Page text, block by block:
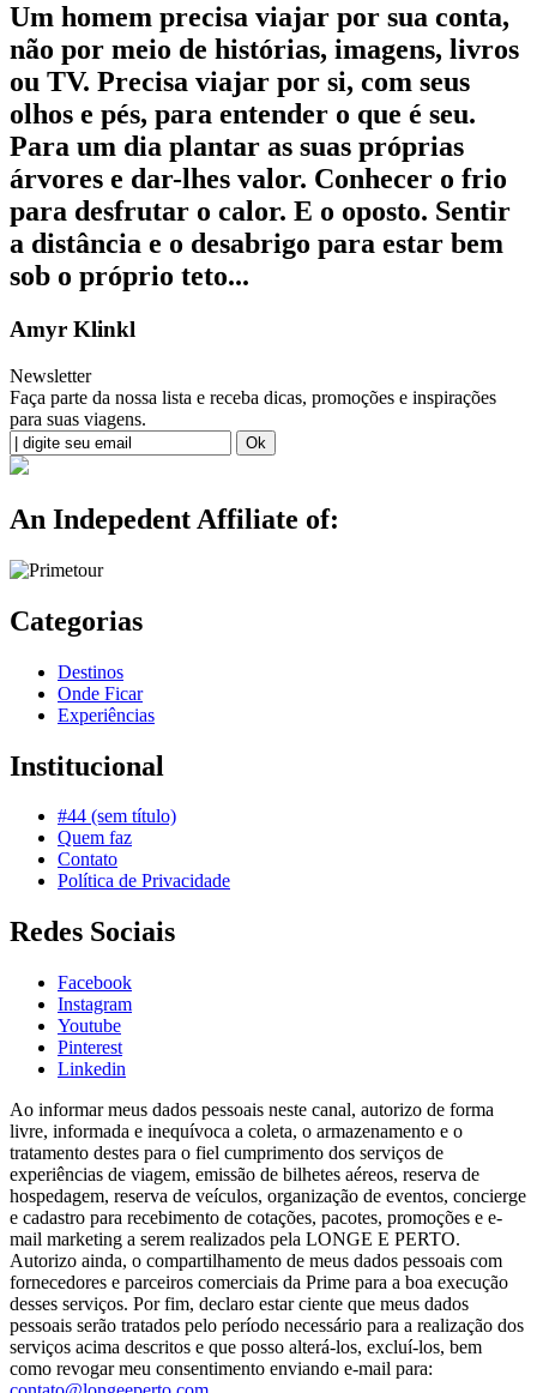
Um homem precisa viajar por sua conta,
não por meio de histórias, imagens, livros
ou TV. Precisa viajar por si, com seus
olhos e pés, para entender o que é seu.
Para um dia plantar as suas próprias
árvores e dar-lhes valor. Conhecer o frio
para desfrutar o calor. E o oposto. Sentir
a distância e o desabrigo para estar bem
sob o próprio teto...
Amyr Klinkl
Newsletter
Faça parte da nossa lista e receba dicas, promoções e inspirações
para suas viagens.
An Indepedent Affiliate of:
Categorias
Destinos
Onde Ficar
Experiências
Institucional
#44 (sem título)
Quem faz
Contato
Política de Privacidade
Redes Sociais
Facebook
Instagram
Youtube
Pinterest
Linkedin
Ao informar meus dados pessoais neste canal, autorizo de forma
livre, informada e inequívoca a coleta, o armazenamento e o
tratamento destes para o fiel cumprimento dos serviços de
experiências de viagem, emissão de bilhetes aéreos, reserva de
hospedagem, reserva de veículos, organização de eventos, concierge
e cadastro para recebimento de cotações, pacotes, promoções e e-
mail marketing a serem realizados pela LONGE E PERTO.
Autorizo ainda, o compartilhamento de meus dados pessoais com
fornecedores e parceiros comerciais da Prime para a boa execução
desses serviços. Por fim, declaro estar ciente que meus dados
pessoais serão tratados pelo período necessário para a realização dos
serviços acima descritos e que posso alterá-los, excluí-los, bem
como revogar meu consentimento enviando e-mail para: